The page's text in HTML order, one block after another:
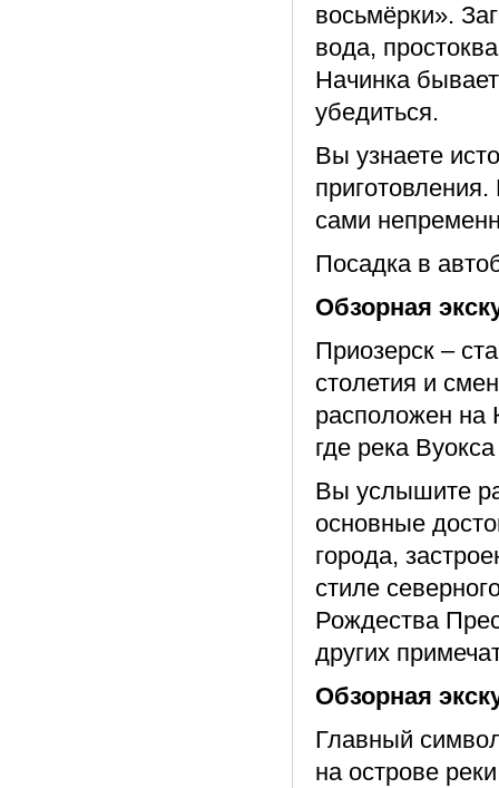
восьмёрки».
вода,
Начинка
убедиться.
Вы узнаете
приготовления.
сами
Посадка в
Обзорная
Приозерск –
столетия и
расположен на
где река
Вы услышите
основные
города,
стиле
Рождества
других
Обзорная
Главный
на острове